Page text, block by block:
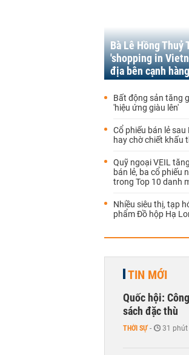
Bà Lê Hồng
'shopping in
địa bên cạnh
Bất động sản tăng
'hiệu ứng giàu lên'
Cổ phiếu bán lẻ sau
hay chờ chiết khấu
Quỹ ngoại VEIL
bán lẻ, ba cổ phiếu
trong Top 10 danh
Nhiều siêu thị, tạp
phẩm Đồ hộp Hạ
TIN MỚI
Quốc hội:
sách đặc thù
THỜI SỰ - 31